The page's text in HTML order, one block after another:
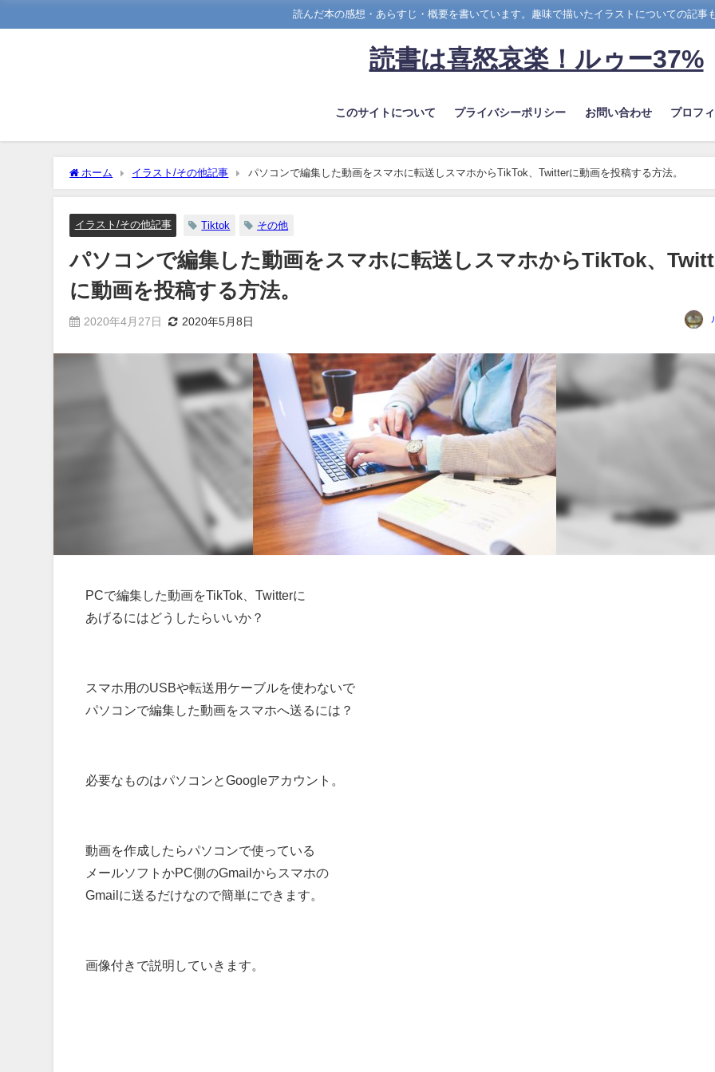
読んだ本の感想・あらすじ・概要を書いています。趣味で描いたイラストについての記事
読書は喜怒哀楽！ルゥー37%
このサイトについて プライバシーポリシー お問い合わせ プロフ
ホーム イラスト/その他記事 パソコンで編集した動画をスマホに転送しスマホからTikTok、Twitterに動画を投稿する方法。
イラスト/その他記事 Tiktok その他
パソコンで編集した動画をスマホに転送しスマホからTikTok、
に動画を投稿する方法。
2020年4月27日 2020年5月8日
PCで編集した動画をTikTok、Twitterに
あげるにはどうしたらいいか？
スマホ用のUSBや転送用ケーブルを使わないで
パソコンで編集した動画をスマホへ送るには？
必要なものはパソコンとGoogleアカウント。
動画を作成したらパソコンで使っている
メールソフトかPC側のGmailからスマホの
Gmailに送るだけなので簡単にできます。
画像付きで説明していきます。